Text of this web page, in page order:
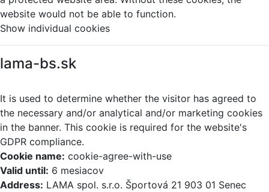
website would not be able to function.
Show individual cookies
lama-bs.sk
It is used to determine whether the visitor has agreed to
the necessary and/or analytical and/or marketing cookies
in the banner. This cookie is required for the website's
GDPR compliance.
Cookie name: cookie-agree-with-use
Valid until: 6 mesiacov
Address: LAMA spol. s.r.o. Športová 21 903 01 Senec